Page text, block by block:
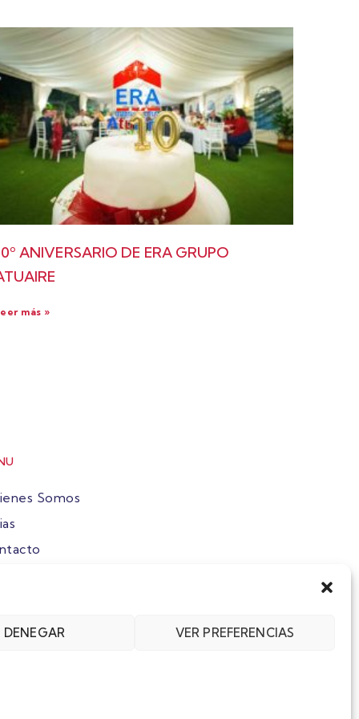
DENEGAR VER PREFERENCIAS
ANIVERSARIO DE ERA GRUPO
más »
Somos